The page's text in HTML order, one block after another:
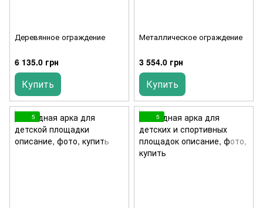
Деревянное ограждение
6 135.0 грн
Купить
Металлическое ограждение
3 554.0 грн
Купить
5 5